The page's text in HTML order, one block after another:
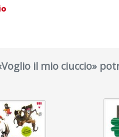
il mio ciuccio»